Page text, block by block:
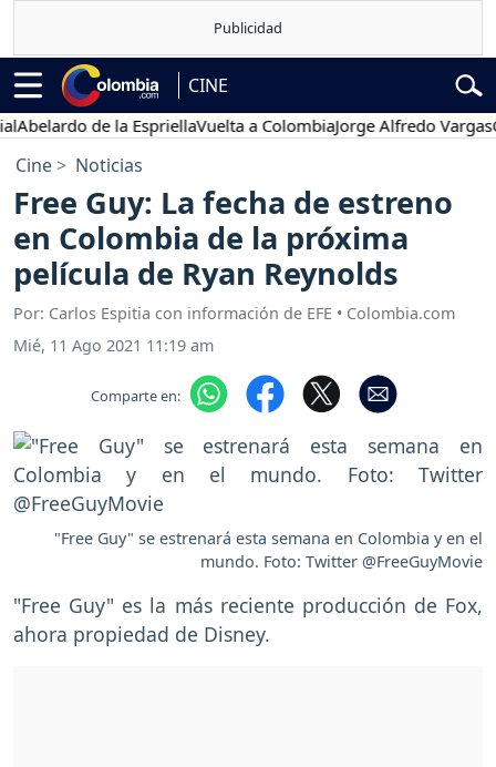
CINE
de la EspriellaVuelta a ColombiaJorge Alfredo Vargas
Cine Noticias
Free Guy: La fecha de estreno
en Colombia de la próxima
película de Ryan Reynolds
Por: Carlos Espitia con información de EFE • Colombia.com
Mié, 11 Ago 2021 11:19 am
Comparte en:
"Free Guy" se estrenará esta semana en Colombia y en el
mundo. Foto: Twitter @FreeGuyMovie
"Free Guy" es la más reciente producción de Fox,
ahora propiedad de Disney.